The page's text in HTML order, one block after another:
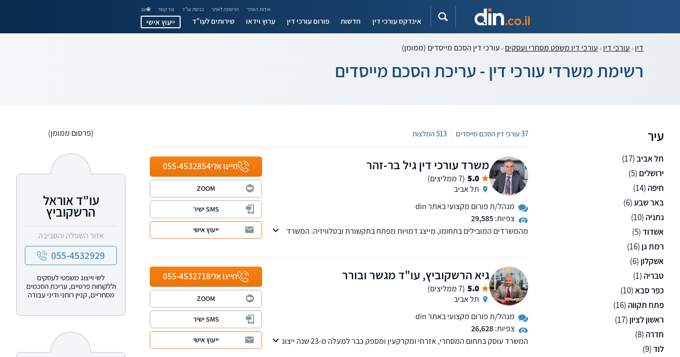
אודות האתר הרשמה לאתר כניסת עו"ד צור קשר 🌐 עב
אינדקס עורכי דין חדשות פורום עורכי דין ערוץ וידאו שירותים לעו"ד ייעוץ אישי
דין עורכי דין עורכי דין משפט מסחרי ועסקים עורכי דין הסכם מייסדים (ממומן)
רשימת משרדי עורכי דין - עריכת הסכם מייסדים
עיר
תל אביב(17)
ירושלים (5)
חיפה (14)
באר שבע(6)
נתניה (10)
אשדוד(5)
רמת גן (16)
אשקלון (6)
טבריה (1)
כפר סבא(10)
פתח תקווה (16)
ראשון לציון (17)
חדרה (8)
לוד(9)
37 עורכי דין הסכם מייסדים 513 המלצות
משרד עורכי דין גיל בר-זהר
5.0 (7 ממליצים)
תל אביב
מנהל/ת פורום מקצועי באתר din
צפיות:29,585
מהמשרדים המובילים בתחומו, מייצג דמויות מפתח בתקשורת ובטלוויזיה. המשרד
חייגו אלי055-4532854
ZOOM
SMS ישיר
ייעוץ אישי
גיא הרשקוביץ, עו"ד מגשר ובורר
5.0 (7 ממליצים)
תל אביב
מנהל/ת פורום מקצועי באתר din
צפיות:26,628
המשרד עוסק בתחום המסחרי, אזרחי ומקרקעין ומספק כבר למעלה מ-23 שנה ייצוג
חייגו אלי055-4532718
ZOOM
SMS ישיר
ייעוץ אישי
(פרסום ממומן)
עו"ד אוראל
הרשקוביץ
אזור השפלה והסביבה
055-4532929
ליווי וייצוג משפטי לעסקים
וללקוחות פרטיים, עריכת הסכמים
מסחריים, קניין רוחני ודיני עבודה